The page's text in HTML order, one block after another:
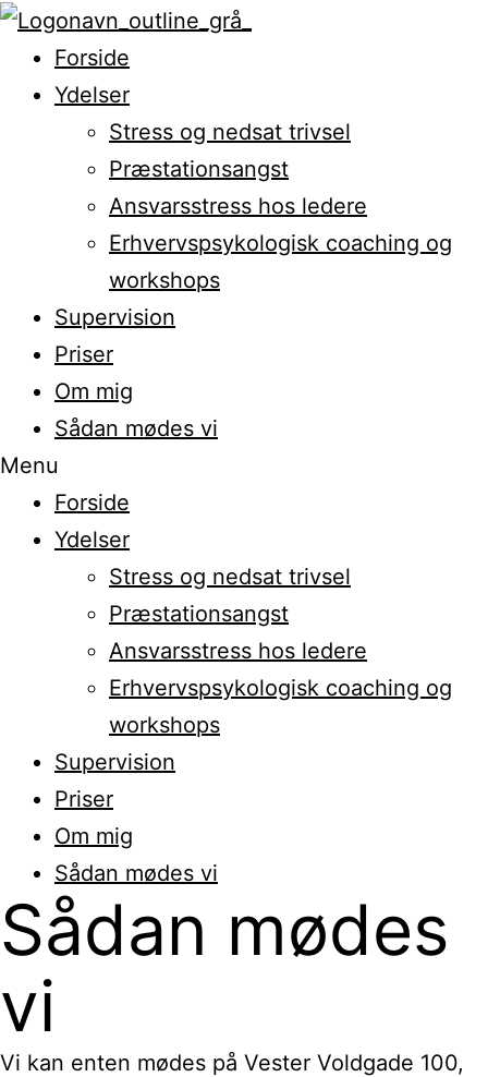
Forside
Ydelser
Stress og nedsat trivsel
Præstationsangst
Ansvarsstress hos ledere
Erhvervspsykologisk coaching og
workshops
Supervision
Priser
Om mig
Sådan mødes vi
Menu
Forside
Ydelser
Stress og nedsat trivsel
Præstationsangst
Ansvarsstress hos ledere
Erhvervspsykologisk coaching og
workshops
Supervision
Priser
Om mig
Sådan mødes vi
Sådan mødes
vi
Vi kan enten mødes på Vester Voldgade 100,